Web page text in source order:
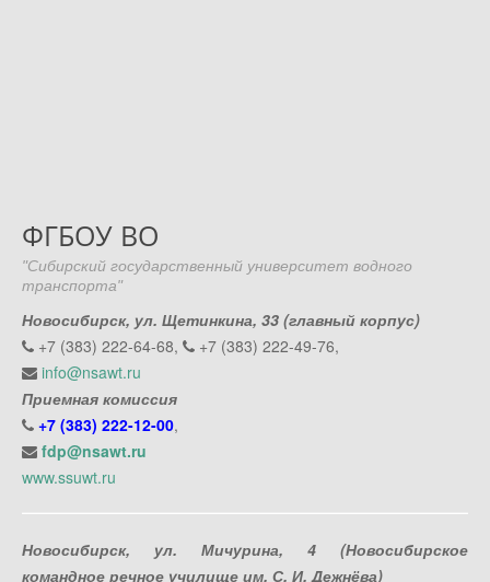
ФГБОУ ВО
"Сибирский государственный университет водного
транспорта"
Новосибирск, ул. Щетинкина, 33 (главный корпус)
+7 (383) 222-64-68,
+7 (383) 222-49-76,
info@nsawt.ru
Приемная комиссия
+7 (383) 222-12-00,
fdp@nsawt.ru
www.ssuwt.ru
Новосибирск, ул. Мичурина, 4 (Новосибирское
командное речное училище им. С. И. Дежнёва)